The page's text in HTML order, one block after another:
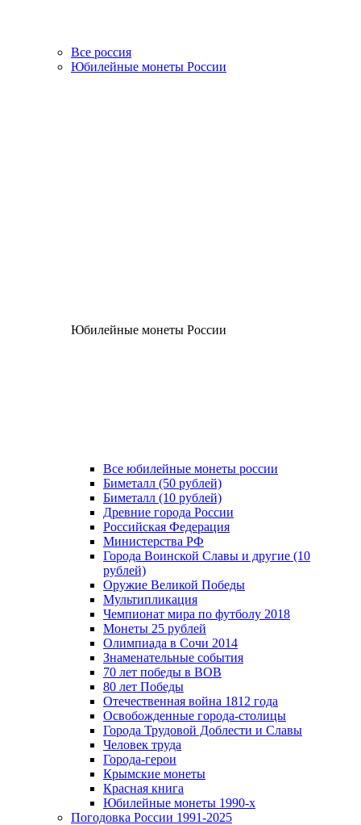
Все россия
Юбилейные монеты России
Юбилейные монеты России
Все юбилейные монеты россии
Биметалл (50 рублей)
Биметалл (10 рублей)
Древние города России
Российская Федерация
Министерства РФ
Города Воинской Славы и другие (10
рублей)
Оружие Великой Победы
Мультипликация
Чемпионат мира по футболу 2018
Монеты 25 рублей
Олимпиада в Сочи 2014
Знаменательные события
70 лет победы в ВОВ
80 лет Победы
Отечественная война 1812 года
Освобожденные города-столицы
Города Трудовой Доблести и Славы
Человек труда
Города-герои
Крымские монеты
Красная книга
Юбилейные монеты 1990-х
Погодовка России 1991-2025